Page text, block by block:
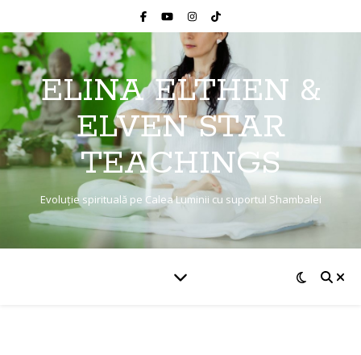
ELINA ELTHEN &
ELVEN STAR
TEACHINGS
Evoluție spirituală pe Calea Luminii cu suportul Shambalei